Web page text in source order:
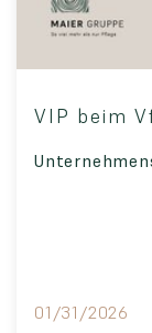
VIP beim
01/31/2026